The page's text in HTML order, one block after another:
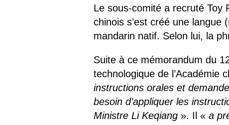
Le sous-comité a recruté Toy
chinois s’est créé une langue
mandarin natif. Selon lui, la
Suite à ce mémorandum du
technologique de
instructions orales et
besoin d’appliquer les
Ministre Li Keqiang ». Il «a